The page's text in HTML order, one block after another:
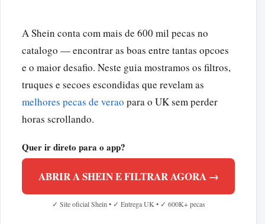
A Shein conta com mais de 600 mil pecas no
catalogo — encontrar as boas entre tantas opcoes
e o maior desafio. Neste guia mostramos os filtros,
truques e secoes escondidas que revelam as
melhores pecas de verao para o UK sem perder
horas scrollando.
Quer ir direto para o app?
ABRIR A SHEIN E FILTRAR AGORA →
✓ Site oficial Shein • ✓ Entrega UK • ✓ 600K+ pecas